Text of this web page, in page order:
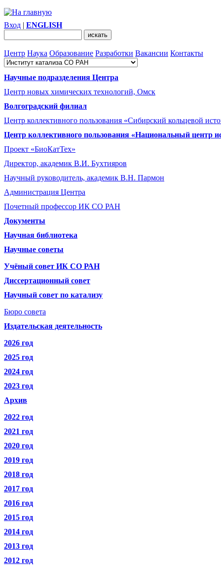
Вход | ENGLISH
Центр Наука Образование Разработки Вакансии Контакты
Научные подразделения Центра
Центр новых химических технологий, Омск
Волгоградский филиал
Центр коллективного пользования «Сибирский кольцевой
Центр коллективного пользования «Национальный центр
Проект «БиоКатТех»
Директор, академик В.И. Бухтияров
Научный руководитель, академик В.Н. Пармон
Администрация Центра
Почетный профессор ИК СО РАН
Документы
Научная библиотека
Научные советы
Учёный совет ИК СО РАН
Диссертационный совет
Научный совет по катализу
Бюро совета
Издательская деятельность
2026 год
2025 год
2024 год
2023 год
Архив
2022 год
2021 год
2020 год
2019 год
2018 год
2017 год
2016 год
2015 год
2014 год
2013 год
2012 год